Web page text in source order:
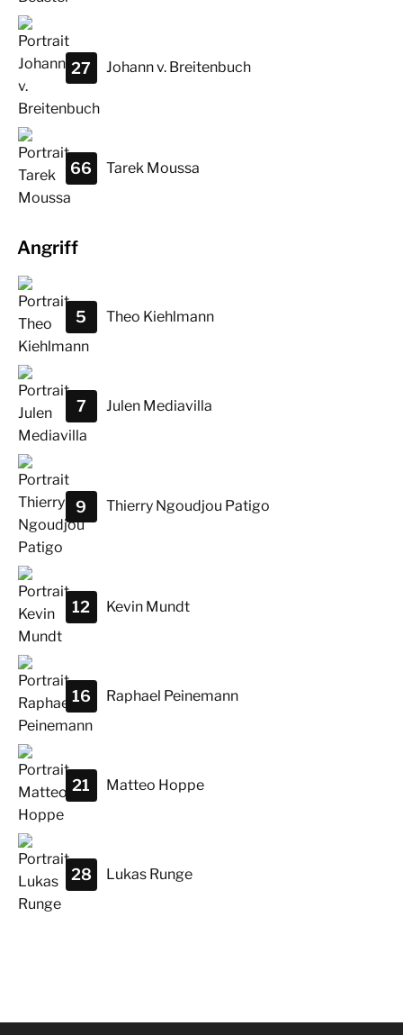
Johannv. Breitenbuch
27
Tarek Moussa
66
Angriff
Theo Kiehlmann
5
Julen Mediavilla
7
Thierry Ngoudjou Patigo
9
Kevin Mundt
12
Raphael Peinemann
16
Matteo Hoppe
21
Lukas Runge
28